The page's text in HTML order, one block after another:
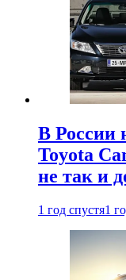
В России
Toyota
не так и
1 год спустя1